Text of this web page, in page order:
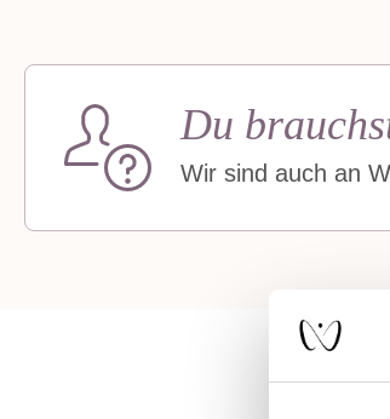
Du
Wir sind auch an